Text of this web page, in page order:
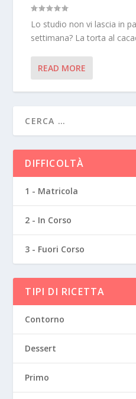
Lo studio non vi lascia in
settimana? La torta al
READ MORE
DIFFICOLTÀ
1 - Matricola
2 - In Corso
3 - Fuori Corso
TIPI DI RICETTA
Contorno
Dessert
Primo